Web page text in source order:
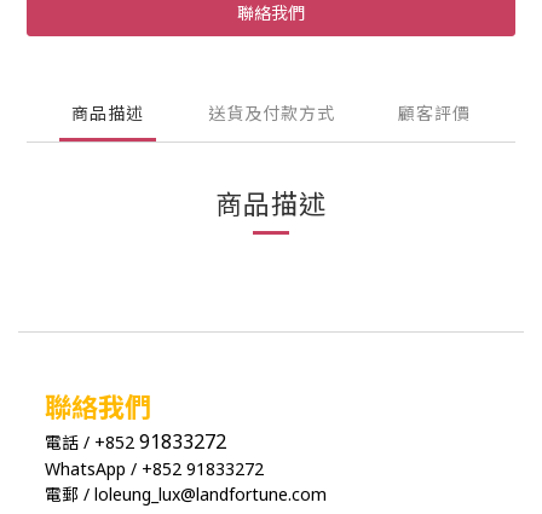
聯絡我們
商品描述 送貨及付款方式 顧客評價
商品描述
聯絡我們
電話 / +852 91833272
WhatsApp / +852 91833272
電郵 / loleung_lux@landfortune.com